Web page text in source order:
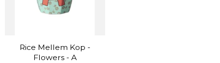
Rice Mellem Kop -
Flowers - A